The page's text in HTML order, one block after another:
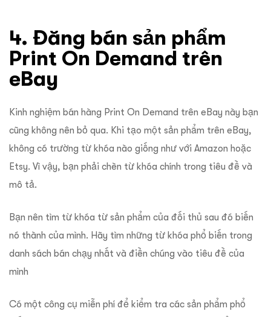
4. Đăng bán sản phẩm
Print On Demand trên
eBay
Kinh nghiệm bán hàng Print On Demand trên eBay này bạn
cũng không nên bỏ qua. Khi tạo một sản phẩm trên eBay,
không có trường từ khóa nào giống như với Amazon hoặc
Etsy. Vì vậy, bạn phải chèn từ khóa chính trong tiêu đề và
mô tả.
Bạn nên tìm từ khóa từ sản phẩm của đối thủ sau đó biến
nó thành của mình. Hãy tìm những từ khóa phổ biến trong
danh sách bán chạy nhất và điền chúng vào tiêu đề của
mình
Có một công cụ miễn phí để kiểm tra các sản phẩm phổ